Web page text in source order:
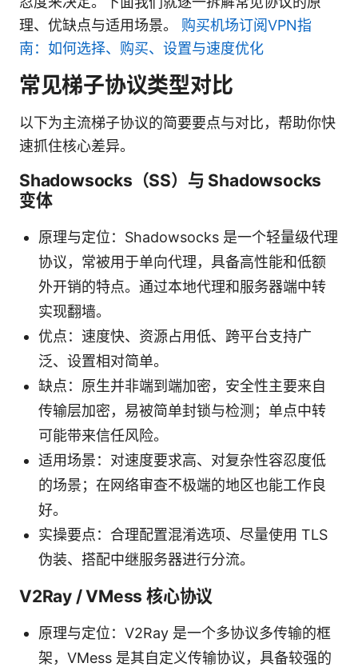
理、优缺点与适用场景。 购买机场订阅VPN指
南：如何选择、购买、设置与速度优化
常见梯子协议类型对比
以下为主流梯子协议的简要要点与对比，帮助你快
速抓住核心差异。
Shadowsocks（SS）与 Shadowsocks
变体
原理与定位：Shadowsocks 是一个轻量级代理
协议，常被用于单向代理，具备高性能和低额
外开销的特点。通过本地代理和服务器端中转
实现翻墙。
优点：速度快、资源占用低、跨平台支持广
泛、设置相对简单。
缺点：原生并非端到端加密，安全性主要来自
传输层加密，易被简单封锁与检测；单点中转
可能带来信任风险。
适用场景：对速度要求高、对复杂性容忍度低
的场景；在网络审查不极端的地区也能工作良
好。
实操要点：合理配置混淆选项、尽量使用 TLS
伪装、搭配中继服务器进行分流。
V2Ray / VMess 核心协议
原理与定位：V2Ray 是一个多协议多传输的框
架，VMess 是其自定义传输协议，具备较强的